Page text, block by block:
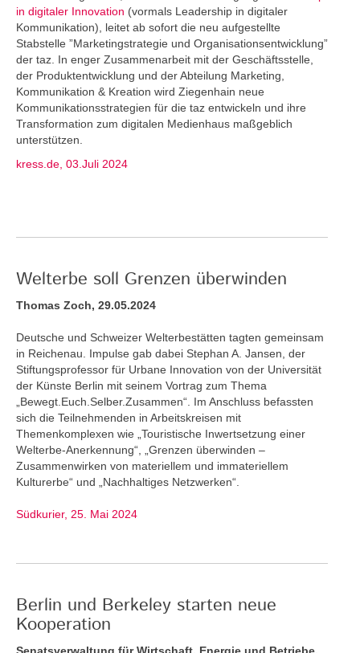
in digitaler Innovation (vormals Leadership in digitaler
Kommunikation), leitet ab sofort die neu aufgestellte
Stabstelle ”Marketingstrategie und Organisationsentwicklung”
der taz. In enger Zusammenarbeit mit der Geschäftsstelle,
der Produktentwicklung und der Abteilung Marketing,
Kommunikation & Kreation wird Ziegenhain neue
Kommunikationsstrategien für die taz entwickeln und ihre
Transformation zum digitalen Medienhaus maßgeblich
unterstützen.
kress.de, 03.Juli 2024
Welterbe soll Grenzen überwinden
Thomas Zoch, 29.05.2024
Deutsche und Schweizer Welterbestätten tagten gemeinsam
in Reichenau. Impulse gab dabei Stephan A. Jansen, der
Stiftungsprofessor für Urbane Innovation von der Universität
der Künste Berlin mit seinem Vortrag zum Thema
„Bewegt.Euch.Selber.Zusammen“. Im Anschluss befassten
sich die Teilnehmenden in Arbeitskreisen mit
Themenkomplexen wie „Touristische Inwertsetzung einer
Welterbe-Anerkennung“, „Grenzen überwinden –
Zusammenwirken von materiellem und immateriellem
Kulturerbe“ und „Nachhaltiges Netzwerken“.
Südkurier, 25. Mai 2024
Berlin und Berkeley starten neue
Kooperation